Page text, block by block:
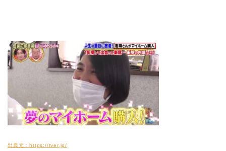
出典元：https://tver.jp/